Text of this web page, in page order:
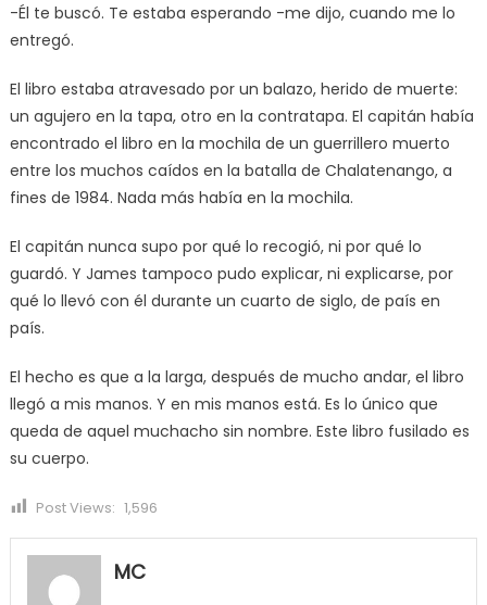
-Él te buscó. Te estaba esperando -me dijo, cuando me lo
entregó.
El libro estaba atravesado por un balazo, herido de muerte:
un agujero en la tapa, otro en la contratapa. El capitán había
encontrado el libro en la mochila de un guerrillero muerto
entre los muchos caídos en la batalla de Chalatenango, a
fines de 1984. Nada más había en la mochila.
El capitán nunca supo por qué lo recogió, ni por qué lo
guardó. Y James tampoco pudo explicar, ni explicarse, por
qué lo llevó con él durante un cuarto de siglo, de país en
país.
El hecho es que a la larga, después de mucho andar, el libro
llegó a mis manos. Y en mis manos está. Es lo único que
queda de aquel muchacho sin nombre. Este libro fusilado es
su cuerpo.
Post Views: 1,596
MC